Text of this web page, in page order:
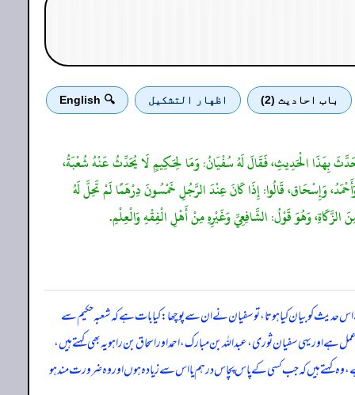
باب احادیث (2) اظهار التشكيل 🔍 English
بِهَذَا الْحَدِيثِ، فَقَالَ لَهُ سُفْيَانُ: وَمَا لِحَكِيمٍ لَا يُحَدِّثُ عَنْهُ شُعْبَةُ،
وَإِسْحَاق، قَالُوا: إِذَا كَانَ عِنْدَ الرَّجُلِ خَمْسُونَ دِرْهَمًا لَمْ تَحِلَّ لَهُ
وَهُوَ قَوْلُ: الشَّافِعِيِّ وَغَيْرِهِ مِنْ أَهْلِ الْفِقْهِ وَالْعِلْمِ.
کو بیان کیا ہوتا، تو سفیان نے ان سے پوچھا ـ: کیا بات ہے کہ شعبہ حکیم سے
یہی سفیان ثوری، عبداللہ بن مبارک، احمد اور اسحاق بن راہویہ بھی کہتے ہیں،
وہ کہتے ہیں کہ جب کسی کے پاس پچاس درہم یا اس سے زیادہ ہوں اور وہ ضرورت مند ہو